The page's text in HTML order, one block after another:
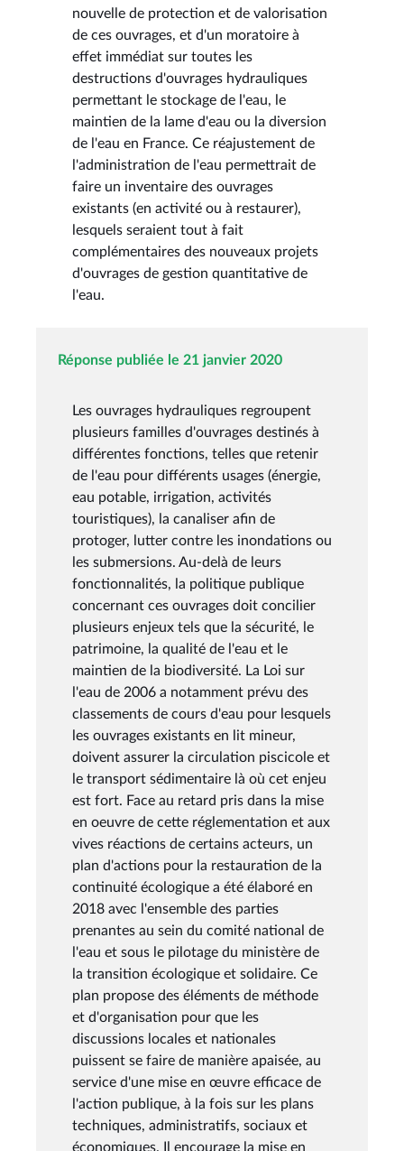
nouvelle de protection et de valorisation
de ces ouvrages, et d'un moratoire à
effet immédiat sur toutes les
destructions d'ouvrages hydrauliques
permettant le stockage de l'eau, le
maintien de la lame d'eau ou la diversion
de l'eau en France. Ce réajustement de
l'administration de l'eau permettrait de
faire un inventaire des ouvrages
existants (en activité ou à restaurer),
lesquels seraient tout à fait
complémentaires des nouveaux projets
d'ouvrages de gestion quantitative de
l'eau.
Réponse publiée le 21 janvier 2020
Les ouvrages hydrauliques regroupent
plusieurs familles d'ouvrages destinés à
différentes fonctions, telles que retenir
de l'eau pour différents usages (énergie,
eau potable, irrigation, activités
touristiques), la canaliser afin de
protoger, lutter contre les inondations ou
les submersions. Au-delà de leurs
fonctionnalités, la politique publique
concernant ces ouvrages doit concilier
plusieurs enjeux tels que la sécurité, le
patrimoine, la qualité de l'eau et le
maintien de la biodiversité. La Loi sur
l'eau de 2006 a notamment prévu des
classements de cours d'eau pour lesquels
les ouvrages existants en lit mineur,
doivent assurer la circulation piscicole et
le transport sédimentaire là où cet enjeu
est fort. Face au retard pris dans la mise
en oeuvre de cette réglementation et aux
vives réactions de certains acteurs, un
plan d'actions pour la restauration de la
continuité écologique a été élaboré en
2018 avec l'ensemble des parties
prenantes au sein du comité national de
l'eau et sous le pilotage du ministère de
la transition écologique et solidaire. Ce
plan propose des éléments de méthode
et d'organisation pour que les
discussions locales et nationales
puissent se faire de manière apaisée, au
service d'une mise en œuvre efficace de
l'action publique, à la fois sur les plans
techniques, administratifs, sociaux et
économiques. Il encourage la mise en